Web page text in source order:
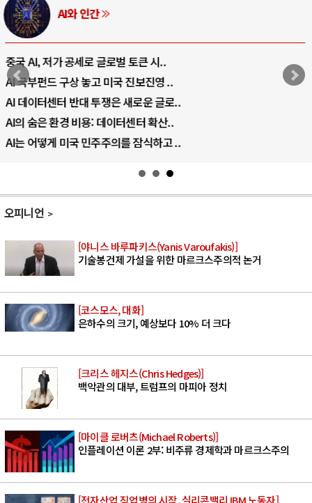
AI와 인간
중국 AI, 저가 공세로 글로벌 토큰 시..
AI 국부펀드 구상 놓고 미국 진보진영 ..
AI 데이터센터 반대 투쟁은 새로운 글로..
AI의 숨은 환경 비용: 데이터센터 확산..
AI는 어떻게 미국 민주주의를 잠식하고 ..
오피니언
[야니스 바루파키스(Yanis Varoufakis)]
기술봉건제 가설을 위한 마르크스주의적 논거
[코스모스, 대화]
은하수의 크기, 예상보다 10% 더 크다
[크리스 헤지스(Chris Hedges)]
백악관의 대부, 트럼프의 마피아 정치
[마이클 로버츠(Michael Roberts)]
인플레이션 이론 2부: 비주류 경제학과 마르크스주의
[전자산업 직업병의 시작, 실리콘밸리 IBM 노동자]